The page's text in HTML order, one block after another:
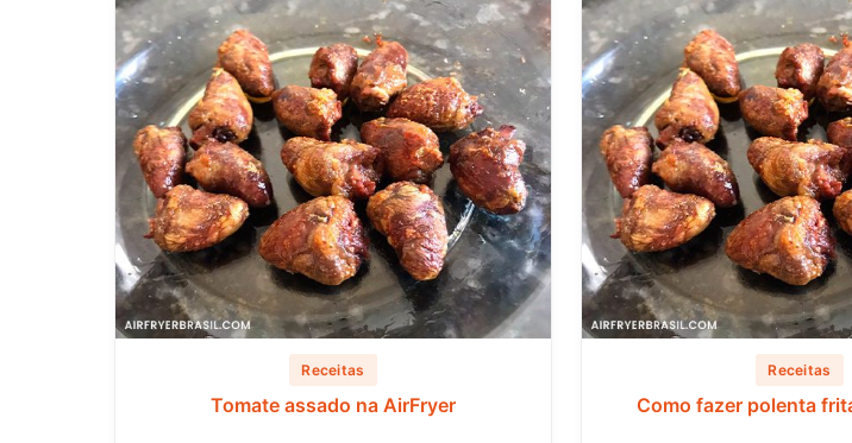
Receitas
Tomate assado na AirFryer
Receitas
Como fazer polenta